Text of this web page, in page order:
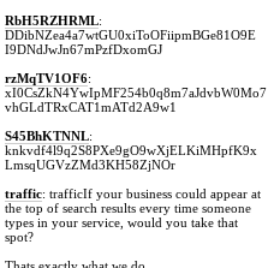
RbH5RZHRML:
DDibNZea4a7wtGU0xiToOFiipmBGe81O9E
I9DNdJwJn67mPzfDxomGJ
rzMqTV1OF6:
xI0CsZkN4YwIpMF254b0q8m7aJdvbW0Mo7
vhGLdTRxCAT1mATd2A9w1
S45BhKTNNL:
knkvdf4l9q2S8PXe9gO9wXjELKiMHpfK9x
LmsqUGVzZMd3KH58ZjNOr
traffic: trafficIf your business could appear at
the top of search results every time someone
types in your service, would you take that
spot?